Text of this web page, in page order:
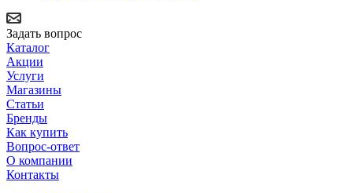
Задать вопрос
Каталог
Акции
Услуги
Магазины
Статьи
Бренды
Как купить
Вопрос-ответ
О компании
Контакты